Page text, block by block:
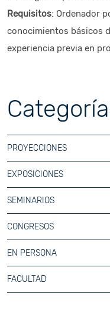
Requisitos: Ordenador
conocimientos básicos
experiencia previa en
PROYECCIONES
EXPOSICIONES
SEMINARIOS
CONGRESOS
EN PERSONA
FACULTAD